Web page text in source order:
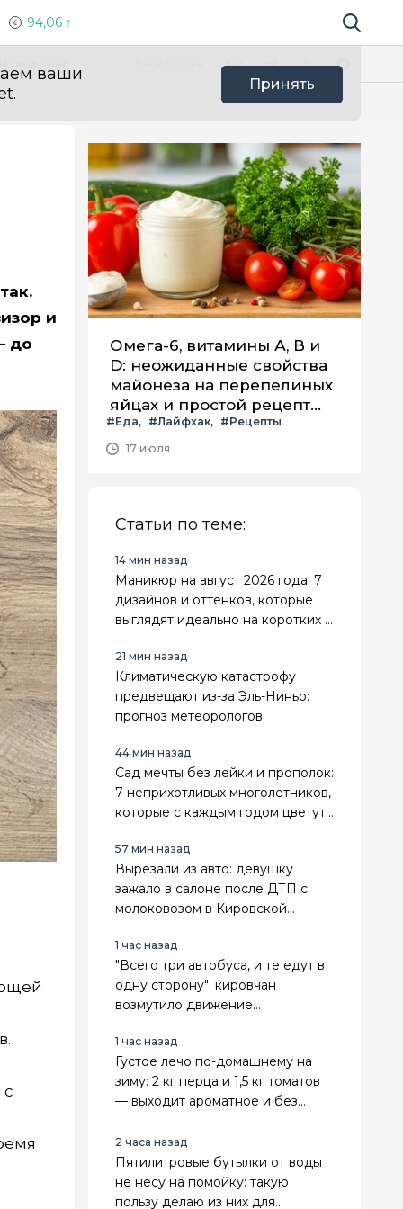
94,06 Поиск по
ваши
Принять
и
до
с
Омега-6, витамины А, В и
D: неожиданные свойства
майонеза на перепелиных
яйцах и простой рецепт
летнего салата с ним
#Еда #Лайфхак
#Рецепты
17 июля
Статьи по теме:
14 мин назад
Маникюр на август 2026 года: 7
дизайнов и оттенков, которые
выглядят идеально на коротких и
21 мин назад
Климатическую катастрофу
предвещают из-за Эль-Ниньо:
прогноз метеорологов
44 мин назад
Сад мечты без лейки и прополок:
7 неприхотливых многолетников,
которые с каждым годом цветут
57 мин назад
Вырезали из авто: девушку
зажало в салоне после ДТП с
молоковозом в Кировской
1 час назад
"Всего три автобуса, и те едут в
одну сторону": кировчан
возмутило движение
1 час назад
Густое лечо по-домашнему на
зиму: 2 кг перца и 1,5 кг томатов
— выходит ароматное и без
2 часа назад
Пятилитровые бутылки от воды
не несу на помойку: такую
пользу делаю из них для